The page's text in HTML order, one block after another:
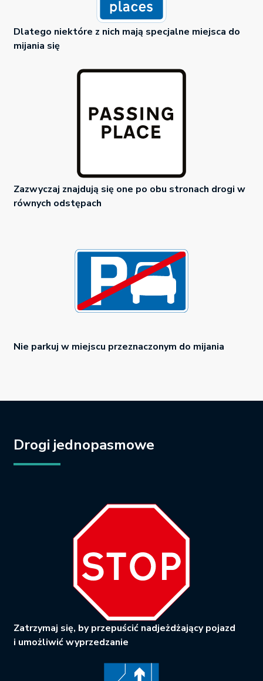
Dlatego niektóre z nich mają specjalne miejsca do
mijania się
Zazwyczaj znajdują się one po obu stronach drogi w
równych odstępach
Nie parkuj w miejscu przeznaczonym do mijania
Drogi jednopasmowe
Zatrzymaj się, by przepuścić nadjeżdżający pojazd
i umożliwić wyprzedzanie